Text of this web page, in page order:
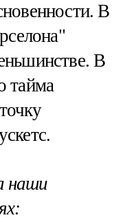
В
В
тайма
наши